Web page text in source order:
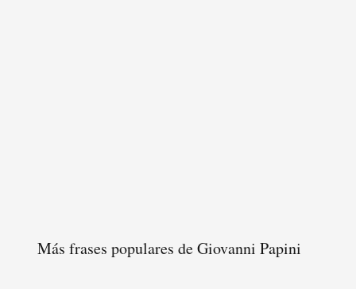
Más frases populares de Giovanni Papini